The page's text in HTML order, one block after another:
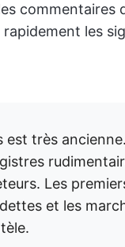
commentaires
les
est très ancienne.
Les
et les